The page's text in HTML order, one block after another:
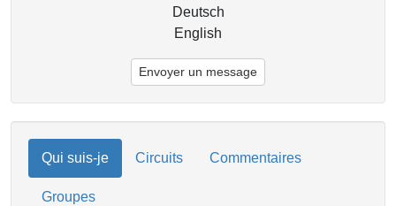
Deutsch
English
Envoyer un message
Qui suis-je Circuits Commentaires
Groupes